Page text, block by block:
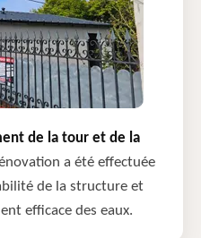
de la tour et de la
a été effectuée
de la structure et
efficace des eaux.